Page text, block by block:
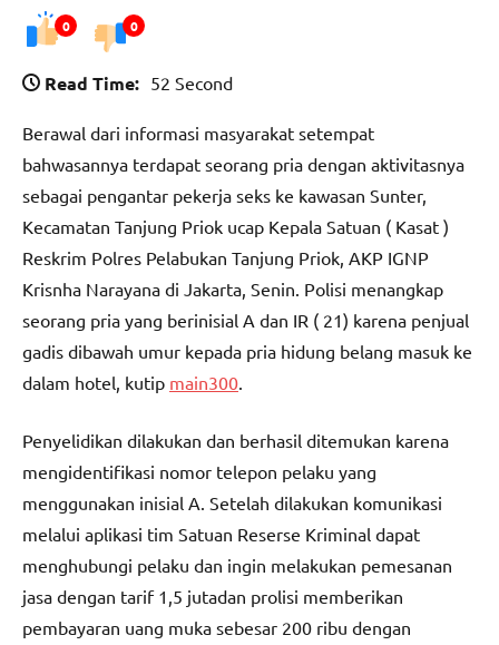
0 0
Read Time: 52 Second
Berawal dari informasi masyarakat setempat
bahwasannya terdapat seorang pria dengan aktivitasnya
sebagai pengantar pekerja seks ke kawasan Sunter,
Kecamatan Tanjung Priok ucap Kepala Satuan ( Kasat )
Reskrim Polres Pelabukan Tanjung Priok, AKP IGNP
Krisnha Narayana di Jakarta, Senin. Polisi menangkap
seorang pria yang berinisial A dan IR ( 21) karena penjual
gadis dibawah umur kepada pria hidung belang masuk ke
dalam hotel, kutip main300.
Penyelidikan dilakukan dan berhasil ditemukan karena
mengidentifikasi nomor telepon pelaku yang
menggunakan inisial A. Setelah dilakukan komunikasi
melalui aplikasi tim Satuan Reserse Kriminal dapat
menghubungi pelaku dan ingin melakukan pemesanan
jasa dengan tarif 1,5 jutadan prolisi memberikan
pembayaran uang muka sebesar 200 ribu dengan